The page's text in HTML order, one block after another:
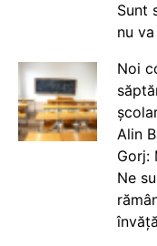
Sunt
nu
Noi
Alin
Gorj:
Ne